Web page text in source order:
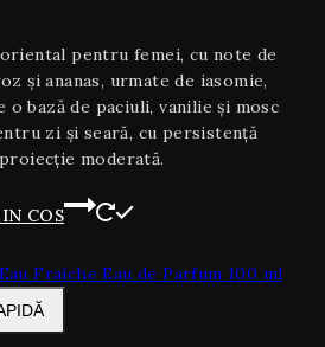
pentru femei, cu note de
și ananas, urmate de iasomie,
o bază de paciuli, vanilie și mosc
zi și seară, cu persistență
moderată.
COS